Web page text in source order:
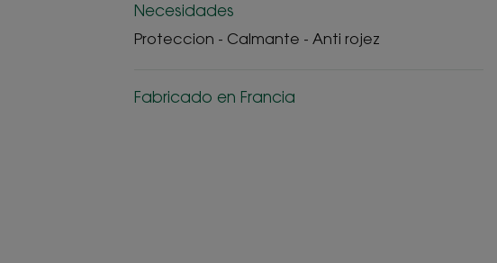
Necesidades
Proteccion - Calmante - Anti rojez
Fabricado en Francia